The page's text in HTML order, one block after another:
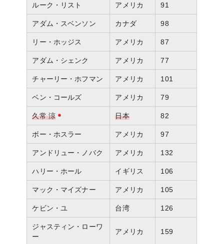
ルーク・リスト アメリカ 91
アダム・スベンソン カナダ 98
リー・ホッジス アメリカ 87
アダム・シェンク アメリカ 77
チャーリー・ホフマン アメリカ 101
ベン・コールズ アメリカ 79
久常 涼 日本 82
ボー・ホスラー アメリカ 97
アンドリュー・ノバク アメリカ 132
ハリー・ホール イギリス 106
マック・マイズナー アメリカ 105
ケビン・ユ 台湾 126
ジャスティン・ローワ
ー
アメリカ 159